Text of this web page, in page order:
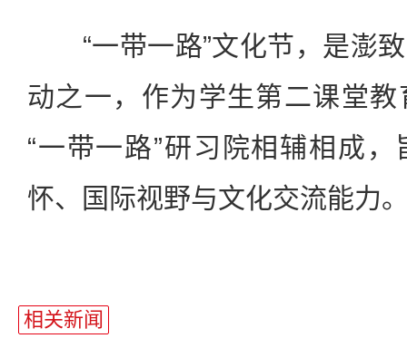
“一带一路”文化节，是澎致
动之一，作为学生第二课堂
“一带一路”研习院相辅相成
怀、国际视野与文化交流能力
相关新闻